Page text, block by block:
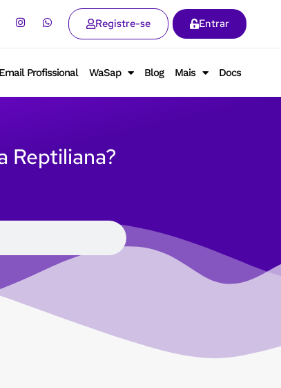
Registre-se Entrar
Email Profissional WaSap Blog Mais Docs
Reptiliana?